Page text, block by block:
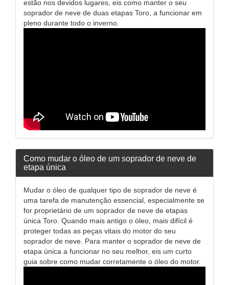
estão nos devidos lugares, eis como manter o seu
soprador de neve de duas etapas Toro, a funcionar em
pleno durante todo o inverno.
Como mudar o óleo de um soprador de neve de
etapa única
Mudar o óleo de qualquer tipo de soprador de neve é
uma tarefa de manutenção essencial, especialmente se
for proprietário de um soprador de neve de etapas
única Toro. Quando mais antigo o óleo, mais difícil é
proteger todas as peças vitais do motor do seu
soprador de neve. Para manter o soprador de neve de
etapa única a funcionar no seu melhor, eis um curto
guia sobre como mudar corretamente o óleo do motor.